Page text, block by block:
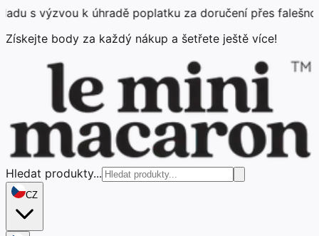
k úhradě poplatku za doručení přes falešnou
Získejte body za každý nákup a šetřete ještě více!
Hledat produkty...
CZ